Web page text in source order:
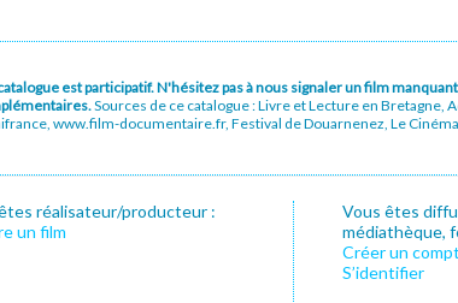
est participatif. N'hésitez pas à nous signaler un film
Sources de ce catalogue : Livre et Lecture en Bretagne,
www.film-documentaire.fr, Festival de Douarnenez, Le
réalisateur/producteur :
un film
Vous êtes
médiathèque,
Créer un
S’identifier